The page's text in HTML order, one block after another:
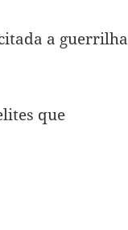
a guerrilha
que